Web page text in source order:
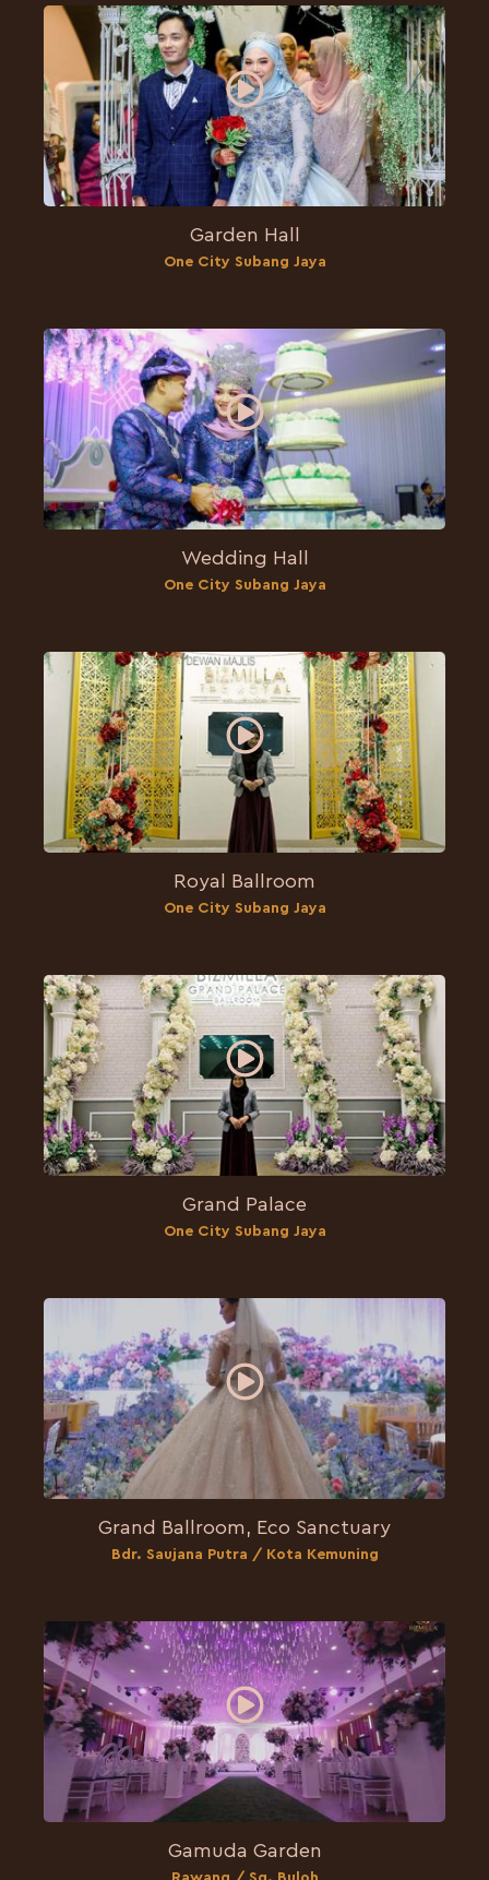
Garden Hall
One City Subang Jaya
Wedding Hall
One City Subang Jaya
Royal Ballroom
One City Subang Jaya
Grand Palace
One City Subang Jaya
Grand Ballroom, Eco Sanctuary
Bdr. Saujana Putra / Kota Kemuning
Gamuda Garden